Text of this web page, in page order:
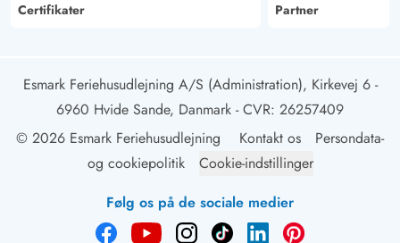
Certifikater Partner
Esmark Feriehusudlejning A/S (Administration), Kirkevej 6 -
6960 Hvide Sande, Danmark - CVR: 26257409
© 2026 Esmark Feriehusudlejning
Kontakt os
Persondata-
og cookiepolitik
Cookie-indstillinger
Følg os på de sociale medier